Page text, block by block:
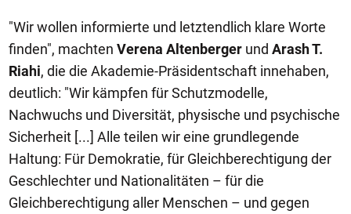
"Wir wollen informierte und letztendlich klare Worte
finden", machten Verena Altenberger und Arash T.
Riahi, die die Akademie-Präsidentschaft innehaben,
deutlich: "Wir kämpfen für Schutzmodelle,
Nachwuchs und Diversität, physische und psychische
Sicherheit [...] Alle teilen wir eine grundlegende
Haltung: Für Demokratie, für Gleichberechtigung der
Geschlechter und Nationalitäten – für die
Gleichberechtigung aller Menschen – und gegen